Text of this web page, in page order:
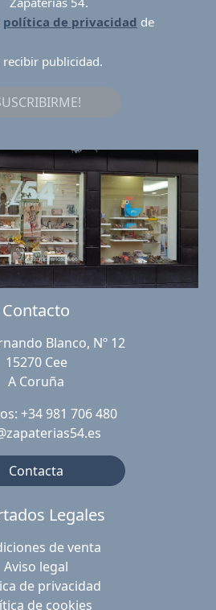
política de privacidad de
recibir publicidad.
Contacto
Blanco, Nº 12
15270 Cee
A Coruña
+34 981 706 480
Contacta
Legales
de venta
Aviso legal
de privacidad
de cookies